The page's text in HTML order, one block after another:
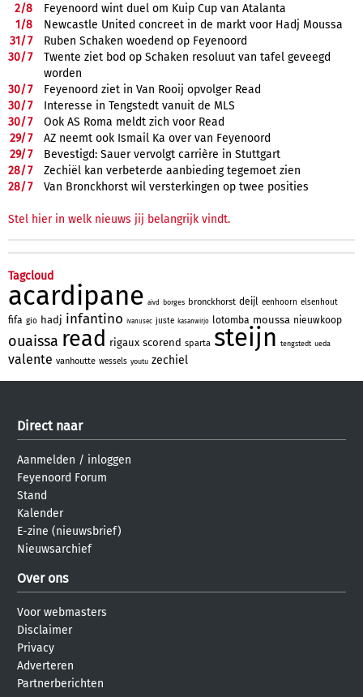
2/8
Feyenoord wint duel om Kuip Cup van Atalanta
1/8
Newcastle United concreet in de markt voor Hadj Moussa
31/7
Ruben Schaken woedend op Feyenoord
30/7
Twente ziet bod op Schaken resoluut van tafel geveegd
worden
30/7
Feyenoord ziet in Van Rooij opvolger Read
30/7
Interesse in Tengstedt vanuit de MLS
30/7
Ook AS Roma meldt zich voor Read
29/7
AZ neemt ook Ismail Ka over van Feyenoord
29/7
Bevestigd: Sauer vervolgt carrière in Stuttgart
28/7
Zechiël kan verbeterde aanbieding tegemoet zien
28/7 Van Bronckhorst wil versterkingen op twee posities
Stel hier in welk nieuws jij belangrijk vindt.
Tagcloud
acardipane aivd borges bronckhorst deijl eenhoorn elsenhout
fifa gio hadj infantino ivanusec juste kasanwirjo lotomba moussa nieuwkoop
ouaissa read rigaux scorend sparta steijn tengstedt ueda
valente vanhoutte wessels youtu zechiel
Direct naar
Aanmelden / inloggen
Feyenoord Forum
Stand
Kalender
E-zine (nieuwsbrief)
Nieuwsarchief
Over ons
Voor webmasters
Disclaimer
Privacy
Adverteren
Partnerberichten